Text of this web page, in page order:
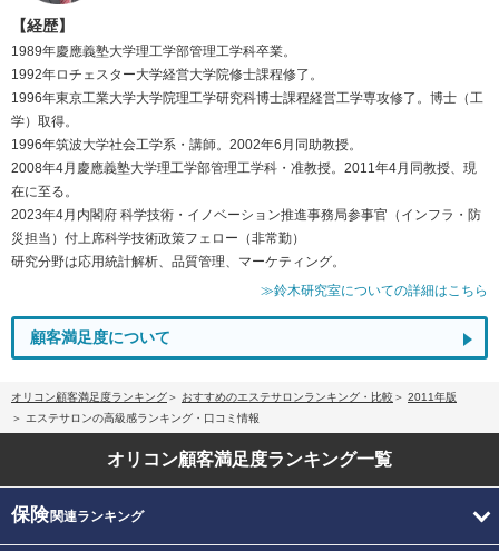
【経歴】
1989年慶應義塾大学理工学部管理工学科卒業。
1992年ロチェスター大学経営大学院修士課程修了。
1996年東京工業大学大学院理工学研究科博士課程経営工学専攻修了。博士（工
学）取得。
1996年筑波大学社会工学系・講師。2002年6月同助教授。
2008年4月慶應義塾大学理工学部管理工学科・准教授。2011年4月同教授、現
在に至る。
2023年4月内閣府 科学技術・イノベーション推進事務局参事官（インフラ・防
災担当）付上席科学技術政策フェロー（非常勤）
研究分野は応用統計解析、品質管理、マーケティング。
≫鈴木研究室についての詳細はこちら
顧客満足度について
オリコン顧客満足度ランキング おすすめのエステサロンランキング・比較
2011年版
エステサロンの高級感ランキング・口コミ情報
オリコン顧客満足度ランキング一覧
保険関連ランキング